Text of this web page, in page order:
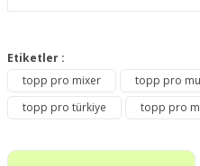
konularda yetersiz
Görüş ve önerileriniz için
Ürün açıklamasında eksik
Etiketler :
topp pro mixer
topp pro
topp pro türkiye
topp pro